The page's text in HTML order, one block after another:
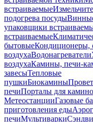
встраиваемые
подогрева посуды
упаковщики
встраиваемые
бытовыеКондиционеры,
воздухаВодонагреватели
воздухаКамины, печи-
завесыТепловые
пушкиБиокамины
печиПорталы для
МетеостанцииГазовые
приготовления еды
печиМультиварки